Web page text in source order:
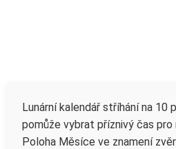
Lunární kalendář stříhání na 10
pomůže vybrat příznivý čas pro
Poloha Měsíce ve znamení